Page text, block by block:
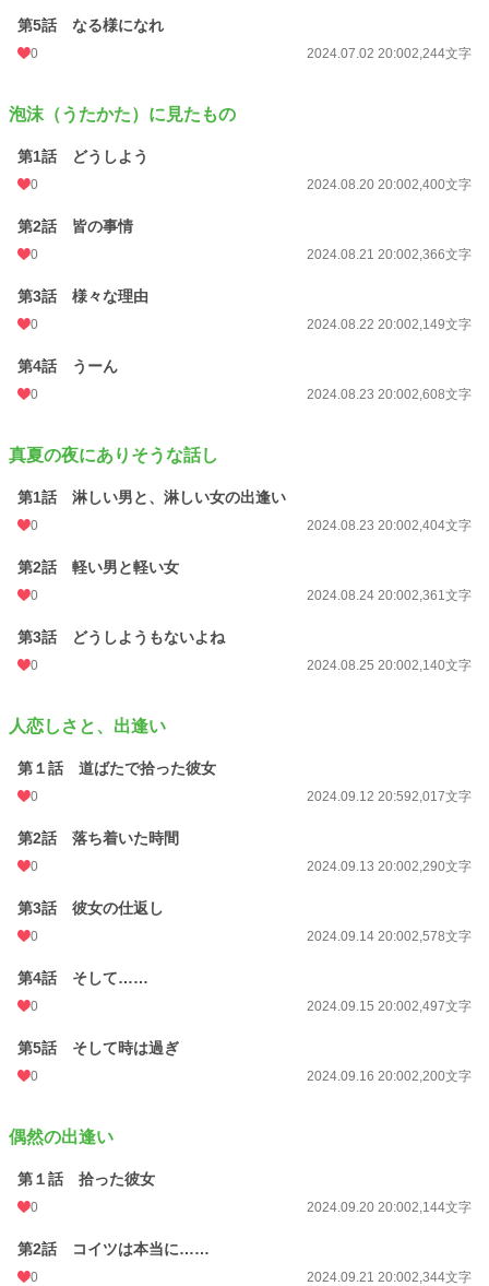
第5話 なる様になれ
0 2024.07.02 20:002,244文字
泡沫（うたかた）に見たもの
第1話 どうしよう
0 2024.08.20 20:002,400文字
第2話 皆の事情
0 2024.08.21 20:002,366文字
第3話 様々な理由
0 2024.08.22 20:002,149文字
第4話 うーん
0 2024.08.23 20:002,608文字
真夏の夜にありそうな話し
第1話 淋しい男と、淋しい女の出逢い
0 2024.08.23 20:002,404文字
第2話 軽い男と軽い女
0 2024.08.24 20:002,361文字
第3話 どうしようもないよね
0 2024.08.25 20:002,140文字
人恋しさと、出逢い
第１話 道ばたで拾った彼女
0 2024.09.12 20:592,017文字
第2話 落ち着いた時間
0 2024.09.13 20:002,290文字
第3話 彼女の仕返し
0 2024.09.14 20:002,578文字
第4話 そして……
0 2024.09.15 20:002,497文字
第5話 そして時は過ぎ
0 2024.09.16 20:002,200文字
偶然の出逢い
第１話 拾った彼女
0 2024.09.20 20:002,144文字
第2話 コイツは本当に……
0 2024.09.21 20:002,344文字